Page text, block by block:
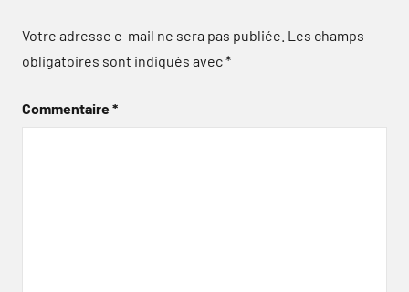
Votre adresse e-mail ne sera pas publiée. Les champs
obligatoires sont indiqués avec*
Commentaire*